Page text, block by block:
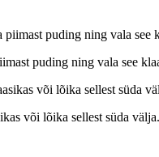
puding ning vala see
või lõika sellest süda